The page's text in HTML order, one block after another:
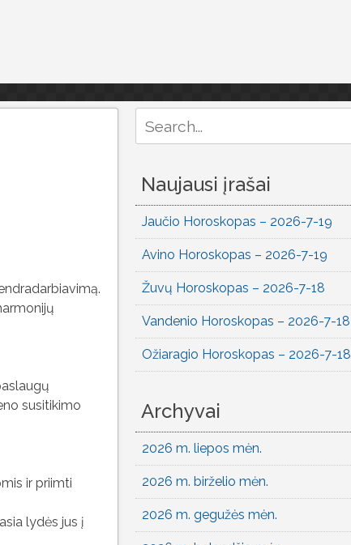
susitikimo
ir priimti
lydės jus į
for:
Naujausi įrašai
Jaučio Horoskopas – 2026-7-19
Avino Horoskopas – 2026-7-19
Žuvų Horoskopas – 2026-7-18
Vandenio Horoskopas – 2026-7-18
Ožiaragio Horoskopas – 2026-7-18
Archyvai
2026 m. liepos mėn.
2026 m. birželio mėn.
2026 m. gegužės mėn.